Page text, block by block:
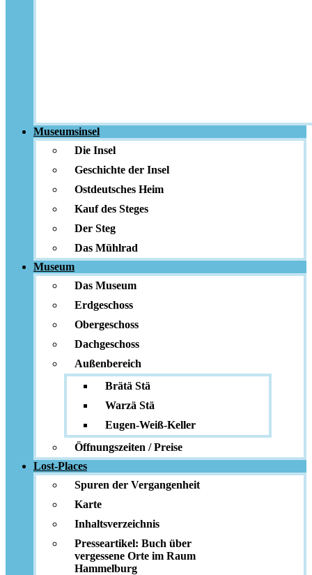
Museumsinsel
Die Insel
Geschichte der Insel
Ostdeutsches Heim
Kauf des Steges
Der Steg
Das Mühlrad
Museum
Das Museum
Erdgeschoss
Obergeschoss
Dachgeschoss
Außenbereich
Brätä Stä
Warzä Stä
Eugen-Weiß-Keller
Öffnungszeiten / Preise
Lost-Places
Spuren der Vergangenheit
Karte
Inhaltsverzeichnis
Presseartikel: Buch über
vergessene Orte im Raum
Hammelburg